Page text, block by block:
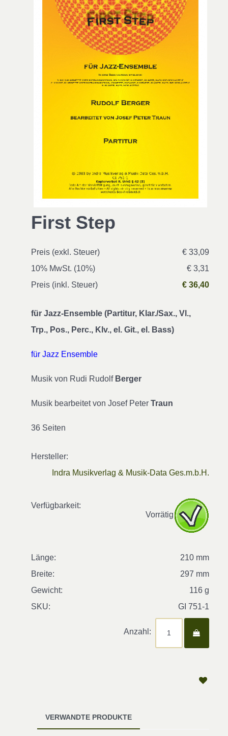
First Step
Preis (exkl. Steuer)
€ 33,09
10% MwSt. (10%)
€ 3,31
Preis (inkl. Steuer)
€ 36,40
für Jazz-Ensemble (Partitur, Klar./Sax., Vl.,
Trp., Pos., Perc., Klv., el. Git., el. Bass)
für Jazz Ensemble
Musik von Rudi Rudolf Berger
Musik bearbeitet von Josef Peter Traun
36 Seiten
Hersteller:
Indra Musikverlag & Musik-Data Ges.m.b.H.
Verfügbarkeit:
Vorrätig
Länge:
210 mm
Breite:
297 mm
Gewicht:
116 g
SKU:
GI 751-1
Anzahl:
VERWANDTE PRODUKTE